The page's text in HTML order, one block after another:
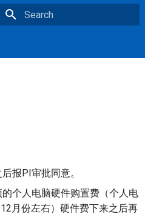
报PI审批同意。
个人电脑硬件购置费（个人电
月份左右）硬件费下来之后再